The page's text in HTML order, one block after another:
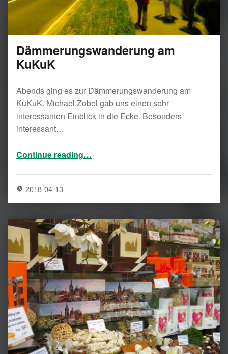
Dämmerungswanderung am
KuKuK
Abends ging es zur Dämmerungswanderung am
KuKuK. Michael Zobel gab uns einen sehr
interessanten Einblick in die Ecke. Besonders
interessant…
Continue reading…
2018-04-13